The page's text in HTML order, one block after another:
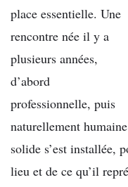
place essentielle. Une
rencontre née il y a
plusieurs années,
d’abord
professionnelle, puis
naturellement
solide s’est installée,
lieu et de ce qu’il